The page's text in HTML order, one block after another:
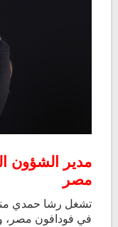
مدير الشؤون
مصر
تشغل رشا حمدي